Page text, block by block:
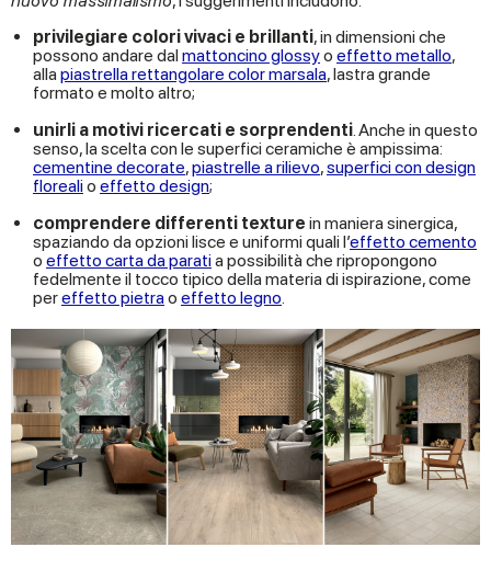
privilegiare colori vivaci e brillanti, in dimensioni che
possono andare dalmattoncino glossyo effetto metallo,
alla piastrella rettangolare color marsala, lastra grande
formato e molto altro;
unirli a motivi ricercati e sorprendenti . Anche in questo
senso, la scelta con le superfici ceramiche è ampissima:
cementine decorate,piastrelle a rilievo,superfici con design
florealio effetto design;
comprendere differenti texture in maniera sinergica,
spaziando da opzioni lisce e uniformi quali l’effetto cemento
o effetto carta da paratia possibilità che ripropongono
fedelmente il tocco tipico della materia di ispirazione, come
pereffetto pietrao effetto legno